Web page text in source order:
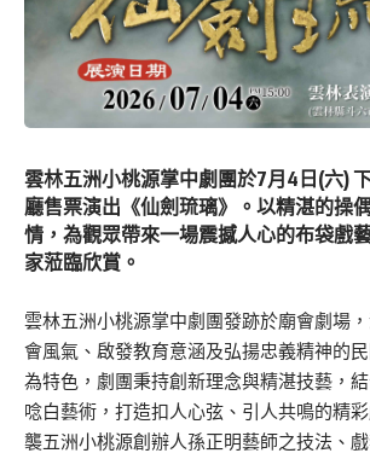
雲林五洲小桃源掌中劇團於7月4日(六)
廳售票演出《仙劍琉璃》。以精湛的操
情，為觀眾帶來一場震撼人心的布袋戲
家蒞臨欣賞。
雲林五洲小桃源掌中劇團發跡於廟會劇場
會風氣、啟發教育意涵及弘揚忠義精神的
為特色，劇團秉持創新理念與精湛技藝，
唸白藝術，打造扣人心弦、引人共鳴的精
襲五洲小桃源創辦人孫正明藝師之技法、